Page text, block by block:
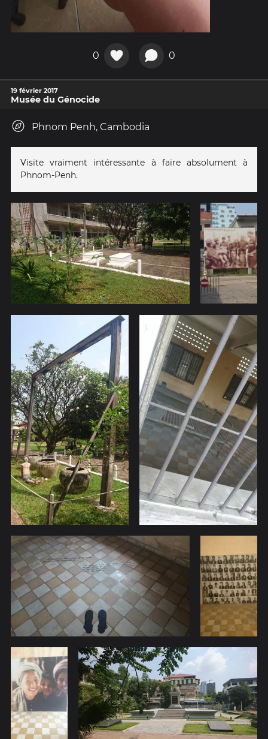
0 0
19 février 2017
Musée du Génocide
Phnom Penh, Cambodia
Visite vraiment intéressante à faire absolument à
Phnom-Penh.